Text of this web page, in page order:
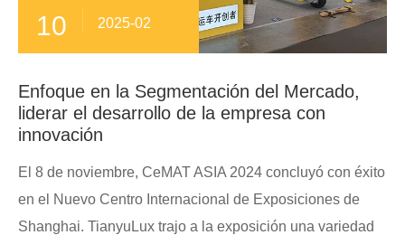
10 2025-02
Enfoque en la Segmentación del Mercado,
liderar el desarrollo de la empresa con
innovación
El 8 de noviembre, CeMAT ASIA 2024 concluyó con éxito
en el Nuevo Centro Internacional de Exposiciones de
Shanghai. TianyuLux trajo a la exposición una variedad